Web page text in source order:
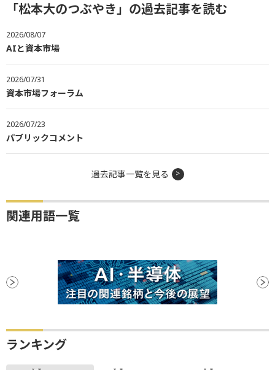
「松本大のつぶやき」の過去記事を読む
2026/08/07
AIと資本市場
2026/07/31
資本市場フォーラム
2026/07/23
パブリックコメント
過去記事一覧を見る
関連用語一覧
ランキング